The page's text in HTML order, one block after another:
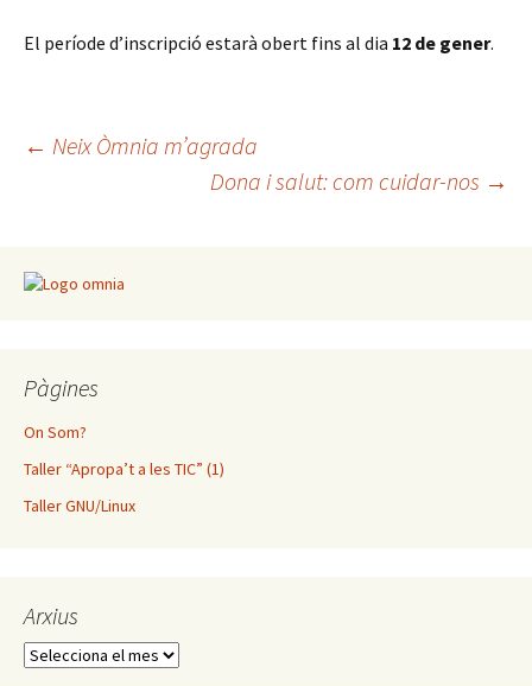
El període d’inscripció estarà obert fins al dia 12 de gener.
Navegació
les
entrades
← Neix Òmnia m’agrada
Dona i salut: com cuidar-nos →
Pàgines
On Som?
Taller “Apropa’t a les TIC” (1)
Taller GNU/Linux
Arxius
Arxius